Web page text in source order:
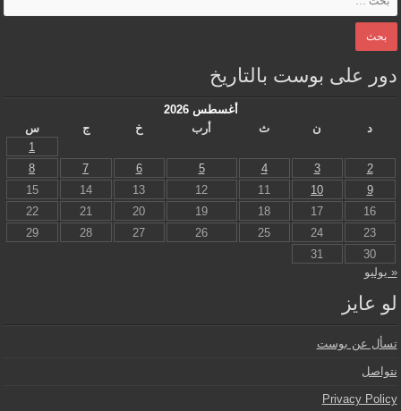
دور على بوست بالتاريخ
أغسطس 2026
د
ن ث أرب خ ج
س
1
2
3
4
5
6
7
8
9
10
11
12
13
14
15
16
17
18
19
20
21
22
23
24
25
26
27
28
29
30
31
« يوليو
لو عايز
تسأل عن بوست
نتواصل
Privacy Policy